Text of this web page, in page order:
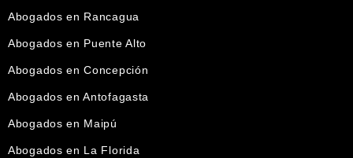
Abogados en Rancagua
Abogados en Puente Alto
Abogados en Concepción
Abogados en Antofagasta
Abogados en Maipú
Abogados en La Florida